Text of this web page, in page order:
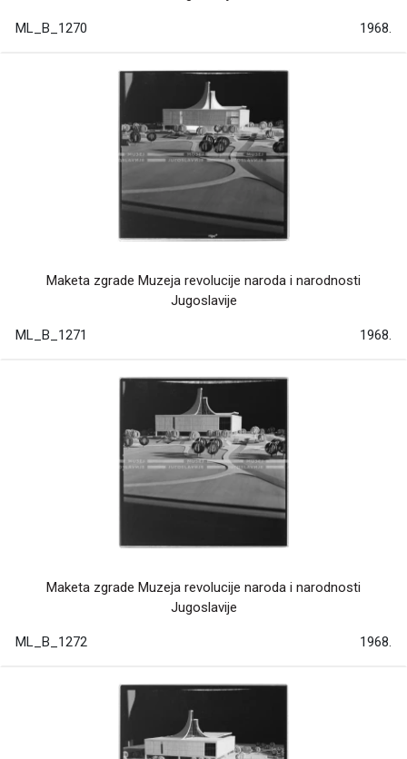
ML_B_1270 1968.
Maketa zgrade Muzeja revolucije naroda i narodnosti
Jugoslavije
ML_B_1271 1968.
Maketa zgrade Muzeja revolucije naroda i narodnosti
Jugoslavije
ML_B_1272 1968.